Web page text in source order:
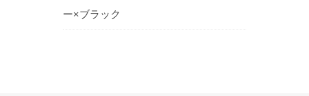
ー×ブラック